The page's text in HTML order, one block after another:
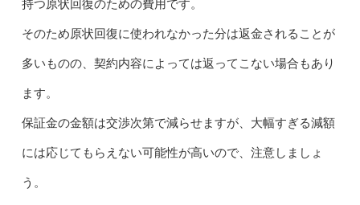
持つ原状回復のための費用です。
そのため原状回復に使われなかった分は返金されることが
多いものの、契約内容によっては返ってこない場合もあり
ます。
保証金の金額は交渉次第で減らせますが、大幅すぎる減額
には応じてもらえない可能性が高いので、注意しましょ
う。